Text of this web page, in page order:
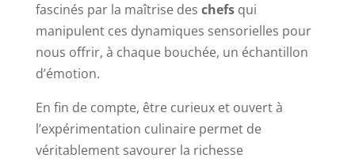
fascinés par la maîtrise des chefsqui
manipulent ces dynamiques sensorielles pour
nous offrir, à chaque bouchée, un échantillon
d’émotion.
En fin de compte, être curieux et ouvert à
l’expérimentation culinaire permet de
véritablement savourer la richesse